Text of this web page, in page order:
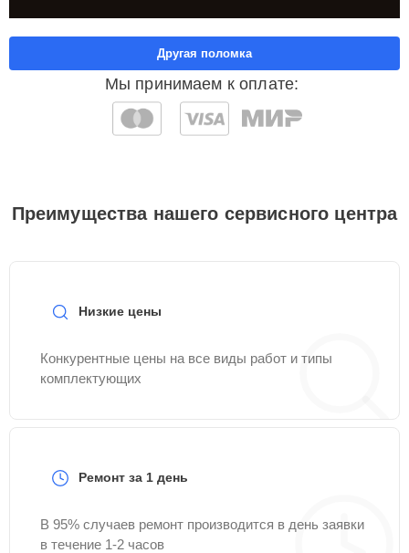
Мы принимаем к оплате:
Другая поломка
Преимущества нашего сервисного центра
Низкие цены
Конкурентные цены на все виды работ и типы
комплектующих
Ремонт за 1 день
В 95% случаев ремонт производится в день заявки
в течение 1-2 часов